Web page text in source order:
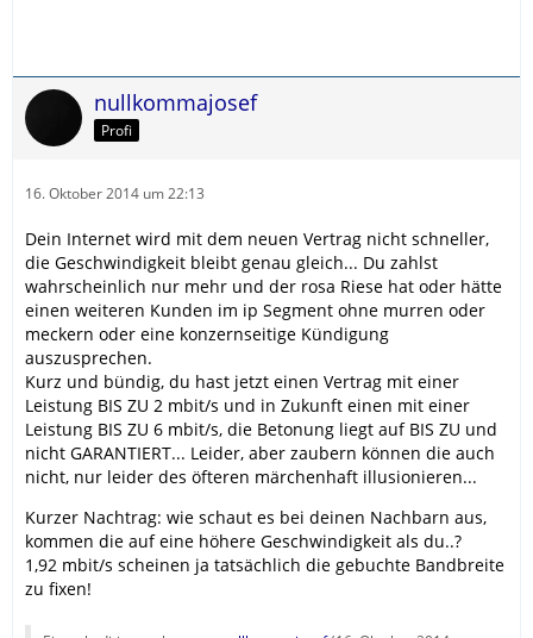
nullkommajosef
Profi
16. Oktober 2014 um 22:13
Dein Internet wird mit dem neuen Vertrag nicht schneller,
die Geschwindigkeit bleibt genau gleich... Du zahlst
wahrscheinlich nur mehr und der rosa Riese hat oder hätte
einen weiteren Kunden im ip Segment ohne murren oder
meckern oder eine konzernseitige Kündigung
auszusprechen.
Kurz und bündig, du hast jetzt einen Vertrag mit einer
Leistung BIS ZU 2 mbit/s und in Zukunft einen mit einer
Leistung BIS ZU 6 mbit/s, die Betonung liegt auf BIS ZU und
nicht GARANTIERT... Leider, aber zaubern können die auch
nicht, nur leider des öfteren märchenhaft illusionieren...
Kurzer Nachtrag: wie schaut es bei deinen Nachbarn aus,
kommen die auf eine höhere Geschwindigkeit als du..?
1,92 mbit/s scheinen ja tatsächlich die gebuchte Bandbreite
zu fixen!